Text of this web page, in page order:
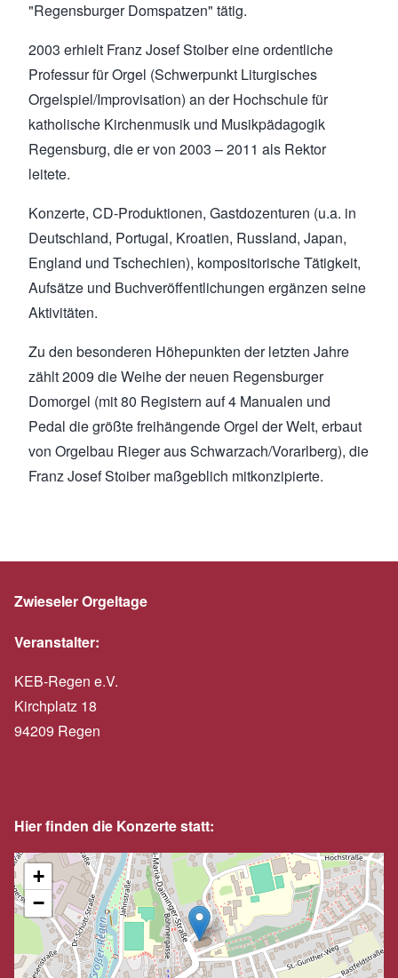
"Regensburger Domspatzen" tätig.
2003 erhielt Franz Josef Stoiber eine ordentliche
Professur für Orgel (Schwerpunkt Liturgisches
Orgelspiel/Improvisation) an der Hochschule für
katholische Kirchenmusik und Musikpädagogik
Regensburg, die er von 2003 – 2011 als Rektor
leitete.
Konzerte, CD-Produktionen, Gastdozenturen (u.a. in
Deutschland, Portugal, Kroatien, Russland, Japan,
England und Tschechien), kompositorische Tätigkeit,
Aufsätze und Buchveröffentlichungen ergänzen seine
Aktivitäten.
Zu den besonderen Höhepunkten der letzten Jahre
zählt 2009 die Weihe der neuen Regensburger
Domorgel (mit 80 Registern auf 4 Manualen und
Pedal die größte freihängende Orgel der Welt, erbaut
von Orgelbau Rieger aus Schwarzach/Vorarlberg), die
Franz Josef Stoiber maßgeblich mitkonzipierte.
Zwieseler Orgeltage
Veranstalter:
KEB-Regen e.V.
Kirchplatz 18
94209 Regen
Hier finden die Konzerte statt:
+
−